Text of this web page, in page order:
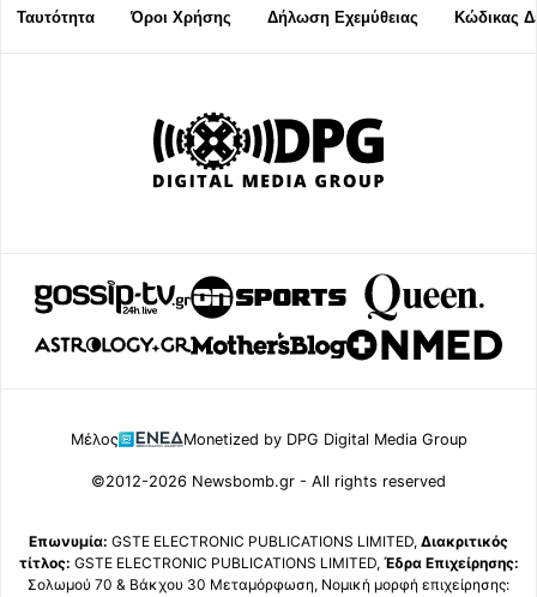
Ταυτότητα Όροι Χρήσης Δήλωση Εχεμύθειας Κώδικας
Μέλος Monetized by DPG Digital Media Group
©2012-2026 Newsbomb.gr - All rights reserved
Επωνυμία: GSTE ELECTRONIC PUBLICATIONS LIMITED, Διακριτικός
τίτλος: GSTE ELECTRONIC PUBLICATIONS LIMITED, Έδρα Επιχείρησης:
Σολωμού 70 & Βάκχου 30 Μεταμόρφωση, Νομική μορφή επιχείρησης: